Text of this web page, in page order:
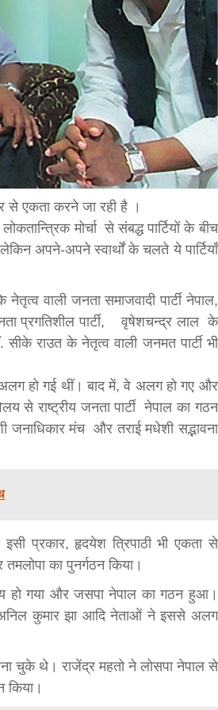
से एकता करने जा रही है ।
मोर्चा से संबद्ध पार्टियों के बीच
लेकिन अपने-अपने स्वार्थों के चलते ये पार्टियाँ
वाली जनता समाजवादी पार्टी नेपाल,
प्रगतिशील पार्टी, वृषेशचन्द्र लाल के
सीके राउत के नेतृत्व वाली जनमत पार्टी भी
अलग हो गई थीं। बाद में, वे अलग हो गए और
से राष्ट्रीय जनता पार्टी नेपाल का गठन
जनाधिकार मंच और तराई मधेशी सद्भावना
प्रकार, हृदयेश त्रिपाठी भी एकता से
का पुनर्गठन किया।
हो गया और जसपा नेपाल का गठन हुआ।
अनिल कुमार झा आदि नेताओं ने इससे अलग
चुके थे। राजेंद्र महतो ने लोसपा नेपाल से
किया।
से जीत हासिल करुँंगी –रेणु दाहाल
ago
फागुन ४ – चितवन क्षेत्र नम्बर ३ में प्रतिनिधिसभा